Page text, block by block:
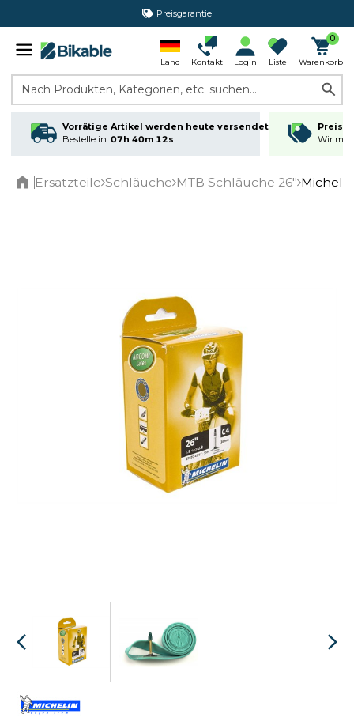
Preisgarantie
Land Kontakt Login Liste
0
Warenkorb
Nach Produkten, Kategorien, etc. suchen...
Vorrätige Artikel werden heute versendet
Bestelle in: 07h 40m 12s
Wir
Ersatzteile Schläuche MTB Schläuche 26"